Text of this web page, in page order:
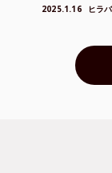
2025.1.16 ヒラ